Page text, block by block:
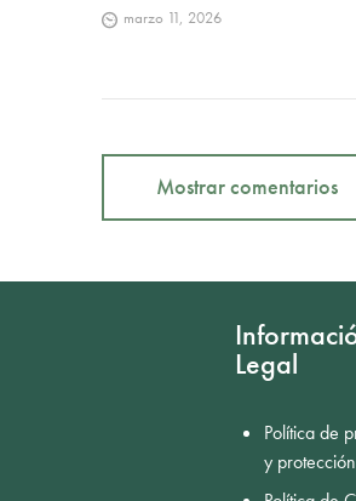
marzo 11, 2026
Mostrar comentarios
Legal
Política de
y